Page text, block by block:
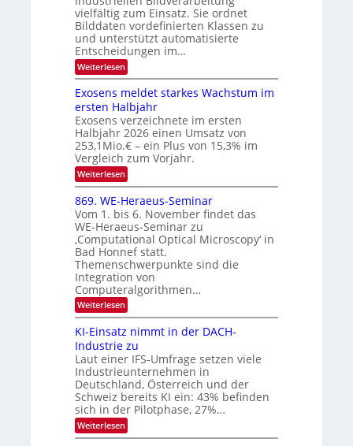
e
c
t
r
a
h
T
a
l
k
s
e
r
V
I
S
I
O
N
2
0
2
6
d
e
n
vielfältig zum Einsatz. Sie ordnet
Bilddaten vordefinierten Klassen zu
und unterstützt automatisierte
Entscheidungen im…
Weiterlesen:
W
n
n
d
i
e
K
I
m
i
t
d
e
n
k
t
Exosens meldet starkes Wachstum im
ersten Halbjahr
Exosens verzeichnete im ersten
Halbjahr 2026 einen Umsatz von
253,1Mio.€ – ein Plus von 15,3% im
Vergleich zum Vorjahr.
Weiterlesen:
E
x
o
s
e
n
s
m
e
l
d
e
t
s
t
a
r
k
e
s
W
a
c
h
869. WE-Heraeus-Seminar
Vom 1. bis 6. November findet das
WE-Heraeus-Seminar zu
‚Computational Optical Microscopy‘ in
Bad Honnef statt.
Themenschwerpunkte sind die
Integration von
Computeralgorithmen…
Weiterlesen:
8
9
.
W
E
-
H
e
r
a
e
KI-Einsatz nimmt in der DACH-
Industrie zu
Laut einer IFS-Umfrage setzen viele
Industrieunternehmen in
Deutschland, Österreich und der
Schweiz bereits KI ein: 43% befinden
sich in der Pilotphase, 27%…
Weiterlesen:
K